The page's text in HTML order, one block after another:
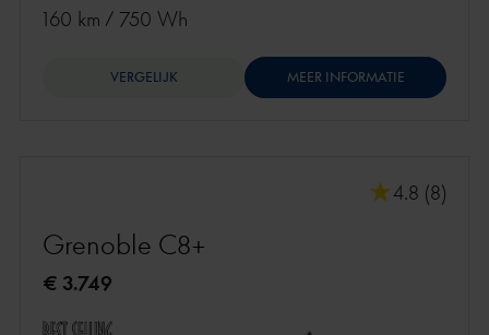
160 km / 750 Wh
VERGELIJK MEER INFORMATIE
4.8 (8)
Grenoble C8+
€ 3.749